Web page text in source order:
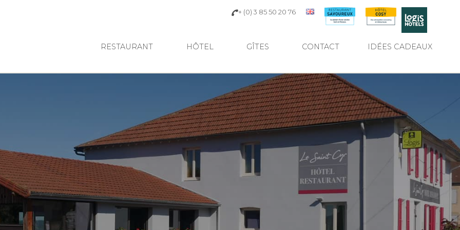
+ (0) 3 85 50 20 76
RESTAURANT HÔTEL GÎTES CONTACT IDÉES CADEAUX